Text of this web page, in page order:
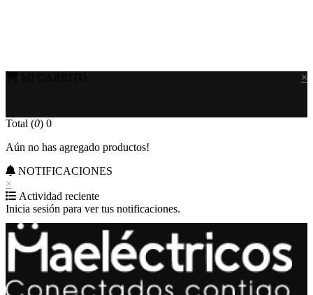
×
Total (0) 0
Aún no has agregado productos!
NOTIFICACIONES
×
Actividad reciente
Inicia sesión para ver tus notificaciones.